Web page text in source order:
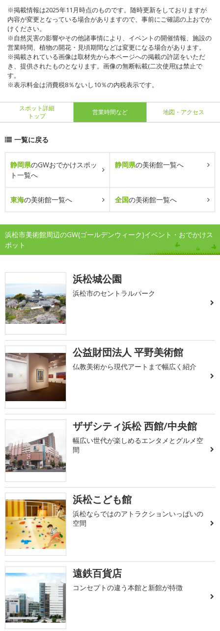
※掲載情報は2025年11月時点のものです。随時更新をしておりますが
内容が変更となっている場合がありますので、事前にご確認の上おでか
けください。
※自然災害の影響やその他諸事情により、イベントの開催情報、施設の
営業時間、植物の開花・見頃期間などは変更になる場合があります。
※掲載されている画像は取材先から本ページへの掲載の許諾をいただ
き、提供されたものとなります。画像の無断転載(二次使用)は禁止で
す。
※表示料金は消費税8％ないし10％の内税表示です。
スポット詳細
トップ
営業時間など 地図・アクセス
一覧に戻る
静岡県のGWおでかけスポッ
ト一覧へ
静岡県の美術館一覧へ
東海の美術館一覧へ 全国の美術館一覧へ
浜松市美術館周辺のGW(ゴールデンウィーク)イベント・おでかけス
ポット
浜松城公園
浜松市のセントラルパーク
公益財団法人 平野美術館
仏教美術から現代アートまで幅広く紹介
ザザシティ浜松 西館/中央館
幅広い世代が楽しめるエンタメとグルメ空
間
浜松こども館
浜松ならではのアトラクションいっぱいの
空間
遠鉄百貨店
コンセプトの違う本館と新館が特徴